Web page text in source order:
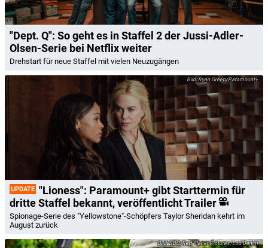
"Dept. Q": So geht es in Staffel 2 der Jussi-Adler-
Olsen-Serie bei Netflix weiter
Drehstart für neue Staffel mit vielen Neuzugängen
Ryan Green/Paramount+
UPDATE "Lioness": Paramount+ gibt Starttermin für
dritte Staffel bekannt, veröffentlicht Trailer
Spionage-Serie des "Yellowstone"-Schöpfers Taylor Sheridan kehrt im
August zurück
BBC/Red Planet Pictures/Lou Denim